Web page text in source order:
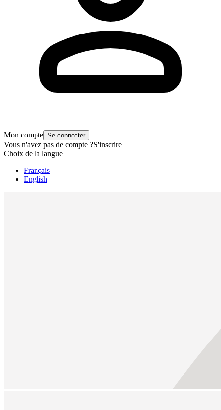
Mon compte Se connecter
Vous n'avez pas de compte ?S'inscrire
Choix de la langue
Français
English